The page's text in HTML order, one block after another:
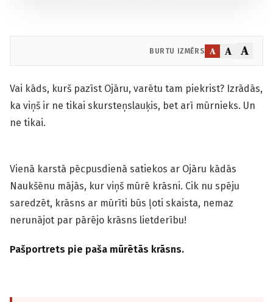
BURTU IZMĒRS A A A
Vai kāds, kurš pazīst Ojāru, varētu tam piekrist? Izrādās,
ka viņš ir ne tikai skursteņslauķis, bet arī mūrnieks. Un
ne tikai.
Vienā karstā pēcpusdienā satiekos ar Ojāru kādās
Naukšēnu mājās, kur viņš mūrē krāsni. Cik nu spēju
saredzēt, krāsns ar mūrīti būs ļoti skaista, nemaz
nerunājot par pārējo krāsns lietderību!
Pašportrets pie paša mūrētās krāsns.